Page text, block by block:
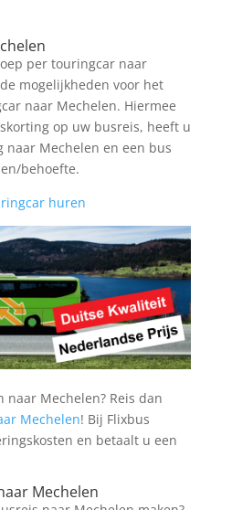
per touringcar naar
mogelijkheden voor het
naar Mechelen. Hiermee
op uw busreis, heeft u
Mechelen en een bus
behoefte.
huren
Mechelen? Reis dan
Mechelen! Bij Flixbus
en betaalt u een
Mechelen